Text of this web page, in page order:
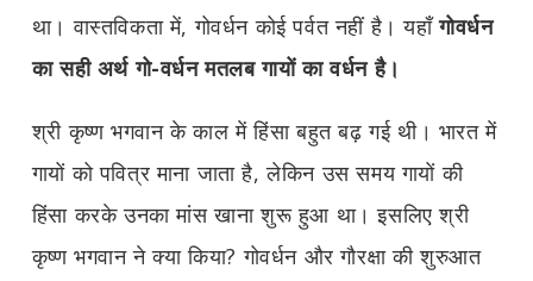
था। वास्तविकता में, गोवर्धन कोई पर्वत नहीं है। यहाँ गोवर्धन
का सही अर्थ गो-वर्धन मतलब गायों का वर्धन है।
श्री कृष्ण भगवान के काल में हिंसा बहुत बढ़ गई थी। भारत में
गायों को पवित्र माना जाता है, लेकिन उस समय गायों की
हिंसा करके उनका मांस खाना शुरू हुआ था। इसलिए श्री
कृष्ण भगवान ने क्या किया? गोवर्धन और गौरक्षा की शुरुआत